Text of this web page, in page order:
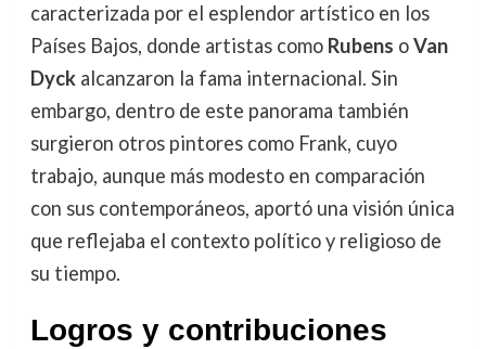
caracterizada por el esplendor artístico en los
Países Bajos, donde artistas como Rubens oVan
Dyckalcanzaron la fama internacional. Sin
embargo, dentro de este panorama también
surgieron otros pintores como Frank, cuyo
trabajo, aunque más modesto en comparación
con sus contemporáneos, aportó una visión única
que reflejaba el contexto político y religioso de
su tiempo.
Logros y contribuciones